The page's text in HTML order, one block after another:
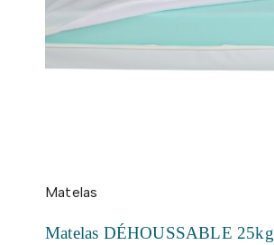
Matelas
Matelas DÉHOUSSABLE 25kg